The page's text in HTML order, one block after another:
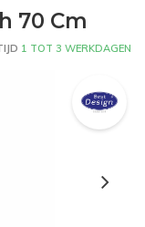
70 Cm
1 TOT 3 WERKDAGEN